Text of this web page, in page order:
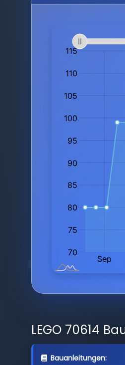
LEGO 70614
Bauanleitungen: